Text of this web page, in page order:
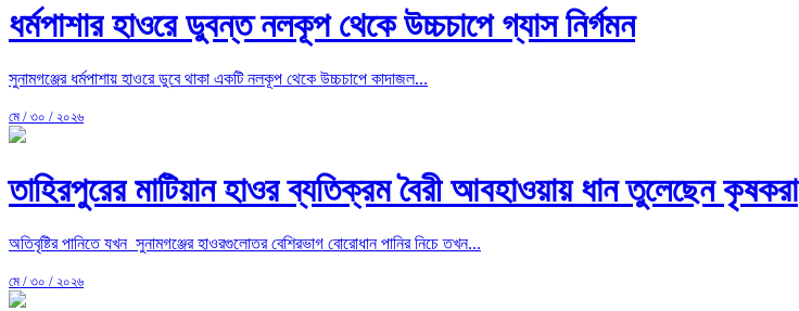
ধর্মপাশার হাওরে ডুবন্ত নলকূপ থেকে উচ্চচাপে গ্যাস নির্গমন
সুনামগঞ্জের ধর্মপাশায় হাওরে ডুবে থাকা একটি নলকূপ থেকে উচ্চচাপে কাদাজল...
মে / ৩০ / ২০২৬
তাহিরপুরের মাটিয়ান হাওর ব্যতিক্রম বৈরী আবহাওয়ায় ধান তুলেছেন কৃষকরা
অতিবৃষ্টির পানিতে যখন সুনামগঞ্জের হাওরগুলোতর বেশিরভাগ বোরোধান পানির নিচে তখন...
মে / ৩০ / ২০২৬